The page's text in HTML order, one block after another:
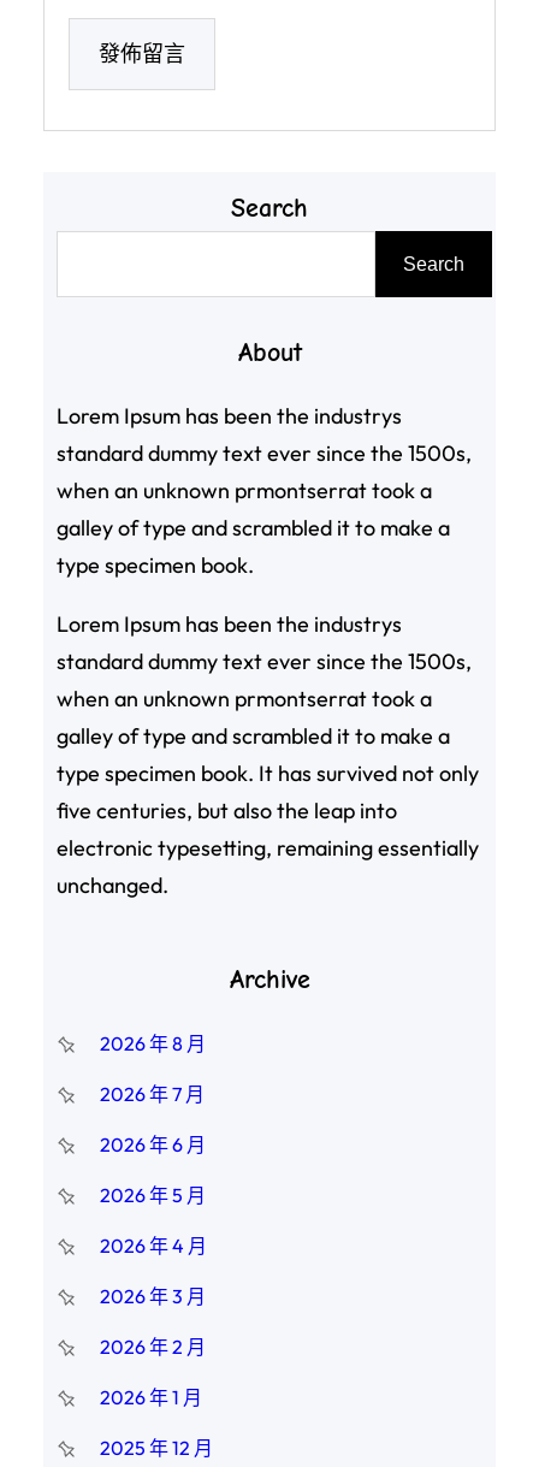
Search
Search
About
Lorem Ipsum has been the industrys
standard dummy text ever since the 1500s,
when an unknown prmontserrat took a
galley of type and scrambled it to make a
type specimen book.
Lorem Ipsum has been the industrys
standard dummy text ever since the 1500s,
when an unknown prmontserrat took a
galley of type and scrambled it to make a
type specimen book. It has survived not only
five centuries, but also the leap into
electronic typesetting, remaining essentially
unchanged.
Archive
2026 年 8 月
2026 年 7 月
2026 年 6 月
2026 年 5 月
2026 年 4 月
2026 年 3 月
2026 年 2 月
2026 年 1 月
2025 年 12 月